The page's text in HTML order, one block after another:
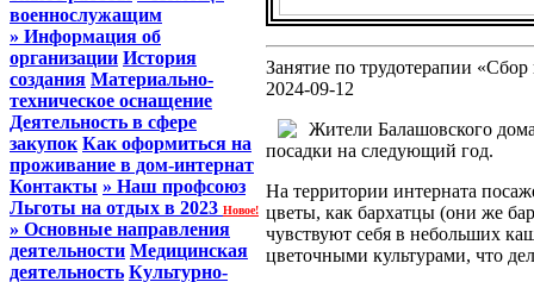
военнослужащим
» Информация об
организации История
создания Материально-
техническое оснащение
Деятельность в сфере
закупок Как оформиться на
проживание в дом-интернат
Контакты » Наш профсоюз
Льготы на отдых в 2023 Новое!
» Основные направления
деятельности Медицинская
деятельность Культурно-
Занятие по трудотерапии
2024-09-12
Жители Балашовского
посадки на следующий год.
На территории интерната
цветы, как бархатцы (они же
чувствуют себя в небольших
цветочными культурами, что